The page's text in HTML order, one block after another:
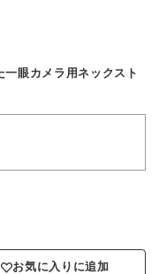
眼カメラ用ネックスト
お気に入りに追加